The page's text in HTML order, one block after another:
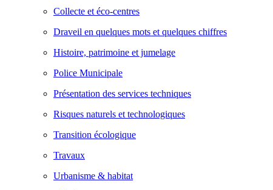
Collecte et éco-centres
Draveil en quelques mots et quelques chiffres
Histoire, patrimoine et jumelage
Police Municipale
Présentation des services techniques
Risques naturels et technologiques
Transition écologique
Travaux
Urbanisme & habitat